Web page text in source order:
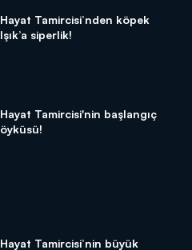
Hayat Tamircisi’nden köpek
Işık’a siperlik!
Hayat Tamircisi'nin başlangıç
öyküsü!
Hayat Tamircisi’nin büyük